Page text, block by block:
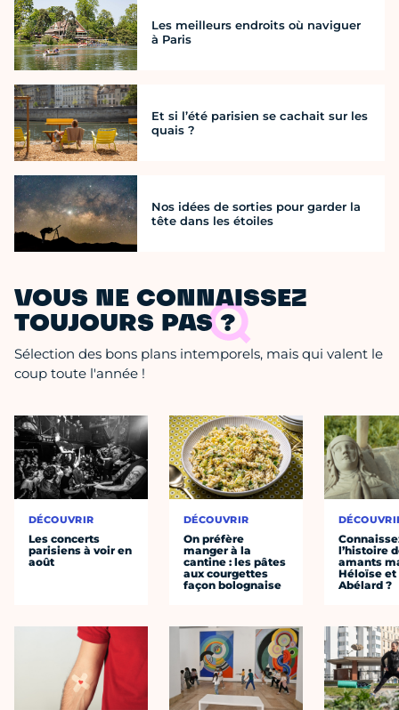
Les meilleurs endroits où naviguer
à Paris
Et si l’été parisien se cachait sur les
quais ?
Nos idées de sorties pour garder la
tête dans les étoiles
VOUS NE CONNAISSEZ
TOUJOURS PAS ?
Sélection des bons plans intemporels, mais qui valent le
coup toute l'année !
DÉCOUVRIR
Les concerts
parisiens à voir en
août
DÉCOUVRIR
On préfère
manger à la
cantine : les pâtes
aux courgettes
façon bolognaise
l’histoire
amants
Héloïse et
Abélard ?